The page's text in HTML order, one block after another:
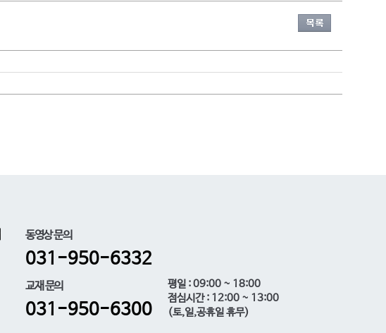
동영상 문의
031-950-6332
교재 문의
031-950-6300
평일 : 09:00 ~ 18:00
점심시간 : 12:00 ~ 13:00
(토,일,공휴일 휴무)